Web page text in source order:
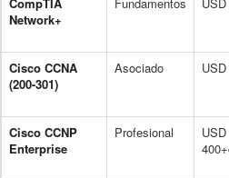
Network+
Cisco CCNA
(200-301)
Asociado
Cisco CCNP
Enterprise
Profesional
USD